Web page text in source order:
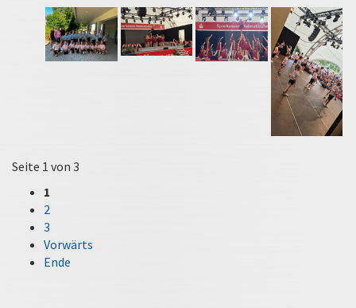
Seite 1 von 3
1
2
3
Vorwärts
Ende